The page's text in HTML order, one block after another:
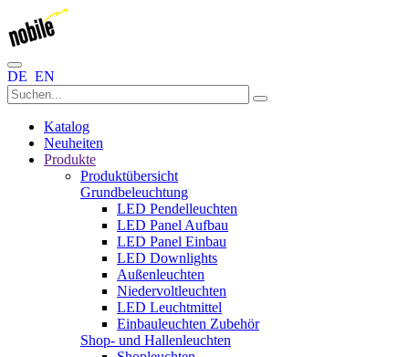
DE EN
Katalog
Neuheiten
Produkte
Produktübersicht
Grundbeleuchtung
LED Pendelleuchten
LED Panel Aufbau
LED Panel Einbau
LED Downlights
Außenleuchten
Niedervoltleuchten
LED Leuchtmittel
Einbauleuchten Zubehör
Shop- und Hallenleuchten